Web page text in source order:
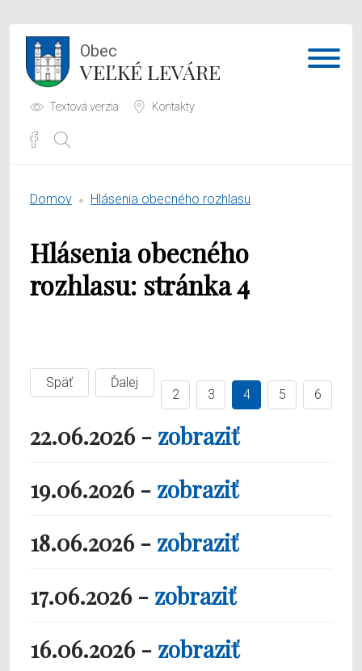
Obec
VEĽKÉ LEVÁRE
Textová verzia Kontakty
Obecný úrad
O obci
Domov Hlásenia obecného rozhlasu
Hlásenia obecného
rozhlasu: stránka 4
Späť Ďalej
2 3 4 5 6
22.06.2026 - zobraziť
19.06.2026 - zobraziť
18.06.2026 - zobraziť
17.06.2026 - zobraziť
16.06.2026 - zobraziť